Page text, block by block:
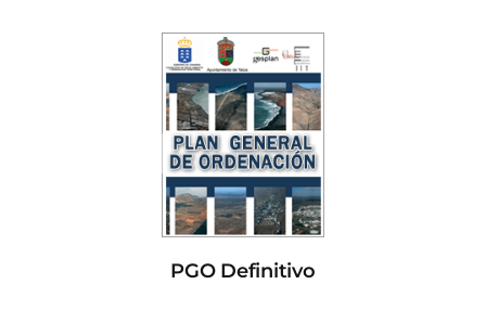
PGO Definitivo